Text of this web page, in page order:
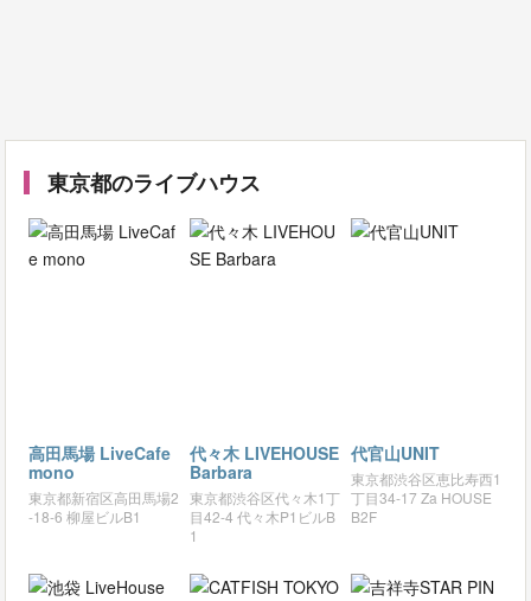
東京都のライブハウス
高田馬場 LiveCafe
mono
東京都新宿区高田馬場2
-18-6 柳屋ビルB1
代々木 LIVEHOUSE
Barbara
東京都渋谷区代々木1丁
目42-4 代々木P1ビルB
1
代官山UNIT
東京都渋谷区恵比寿西1
丁目34-17 Za HOUSE
B2F